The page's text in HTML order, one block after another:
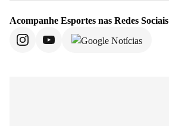
Acompanhe Esportes nas Redes Sociais